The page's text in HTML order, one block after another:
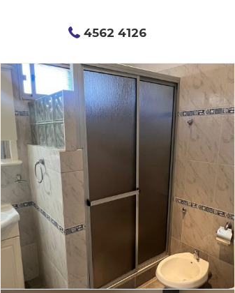
4562 4126